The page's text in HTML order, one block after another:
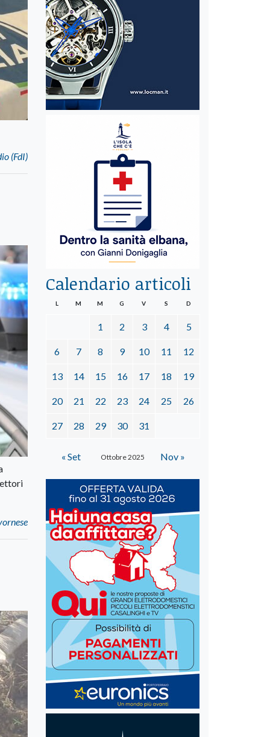
(FdI)
Calendario articoli
Ottobre 2025
L M M G V S D
1 2 3 4 5
6 7 8 9 10 11 12
13 14 15 16 17 18 19
20 21 22 23 24 25 26
27 28 29 30 31
« Set Nov »